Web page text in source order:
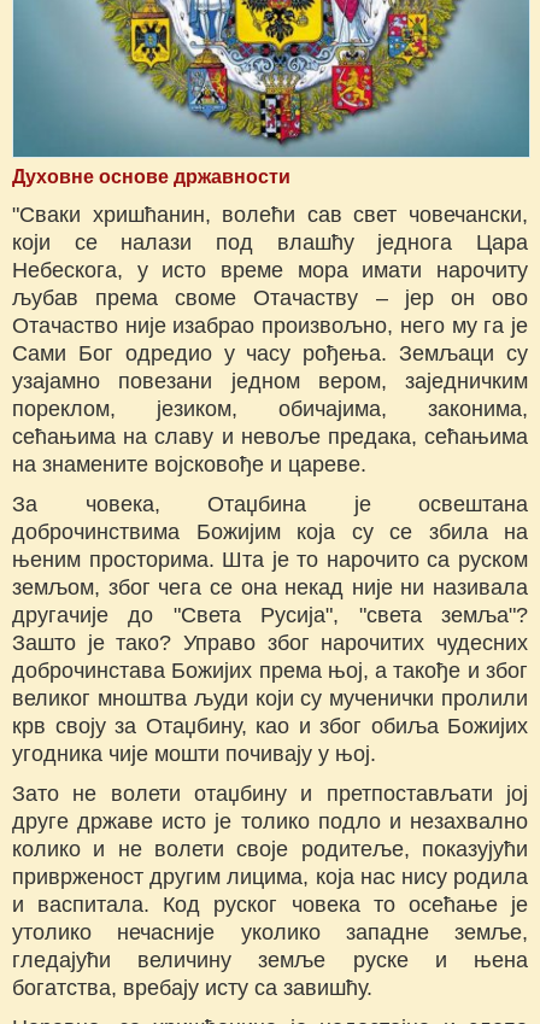
Духовне основе државности
"Сваки хришћанин, волећи сав свет човечански,
који се налази под влашћу једнога Цара
Небескога, у исто време мора имати нарочиту
љубав према своме Отачаству – јер он ово
Отачаство није изабрао произвољно, него му га је
Сами Бог одредио у часу рођења. Земљаци су
узајамно повезани једном вером, заједничким
пореклом, језиком, обичајима, законима,
сећањима на славу и невоље предака, сећањима
на знамените војсковође и цареве.
За човека, Отаџбина је освештана
доброчинствима Божијим која су се збила на
њеним просторима. Шта је то нарочито са руском
земљом, због чега се она некад није ни називала
другачије до "Света Русија", "света земља"?
Зашто је тако? Управо због нарочитих чудесних
доброчинстава Божијих према њој, а такође и због
великог мноштва људи који су мученички пролили
крв своју за Отаџбину, као и због обиља Божијих
угодника чије мошти почивају у њој.
Зато не волети отаџбину и претпостављати јој
друге државе исто је толико подло и незахвално
колико и не волети своје родитеље, показујући
приврженост другим лицима, која нас нису родила
и васпитала. Код руског човека то осећање је
утолико нечасније уколико западне земље,
гледајући величину земље руске и њена
богатства, вребају исту са завишћу.